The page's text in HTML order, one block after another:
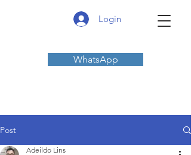
Login
WhatsApp
Post
Adeildo Lins